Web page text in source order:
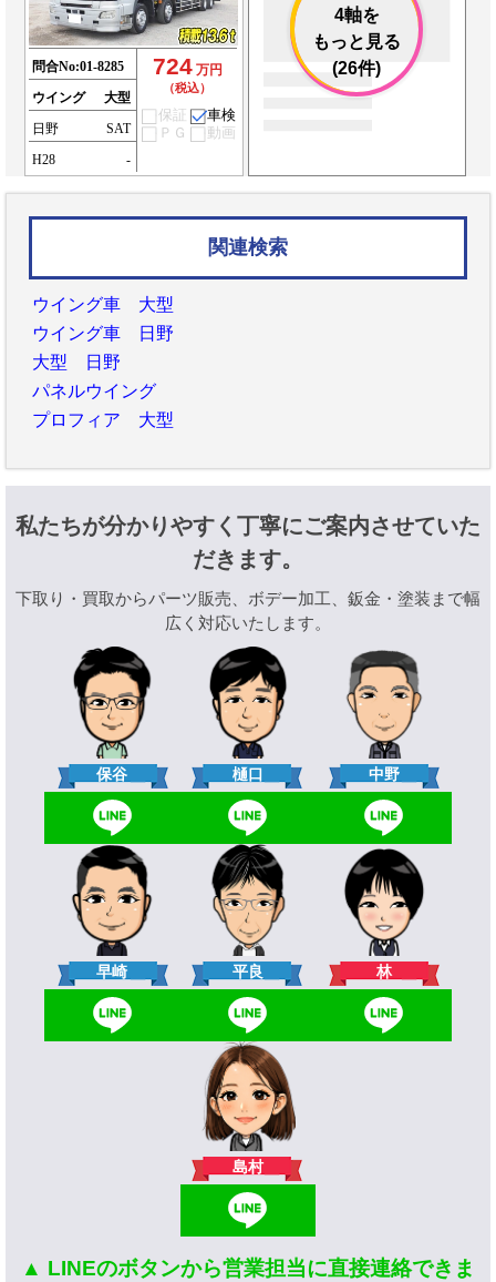
問合No:01-8285
ウイング
大型
日野
SAT
H28
-
724 万円
（税込）
保証
車検
ＰＧ
動画
4軸を
もっと見る
(26件)
関連検索
ウイング車 大型
ウイング車 日野
大型 日野
パネルウイング
プロフィア 大型
私たちが分かりやすく丁寧にご案内させていた
だきます。
下取り・買取からパーツ販売、ボデー加工、鈑金・塗装まで幅
広く対応いたします。
保谷 樋口 中野
早崎 平良 林
島村
▲ LINEのボタンから営業担当に直接連絡できま